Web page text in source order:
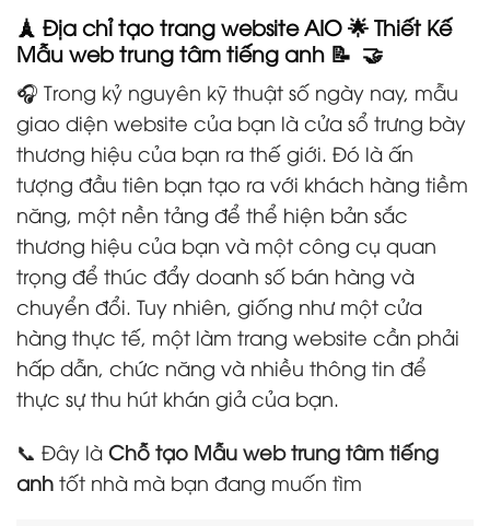
🗼 Địa chỉ tạo trang website AIO 🌟 Thiết Kế
Mẫu web trung tâm tiếng anh 📝 🤝
🎧 Trong kỷ nguyên kỹ thuật số ngày nay, mẫu
giao diện website của bạn là cửa sổ trưng bày
thương hiệu của bạn ra thế giới. Đó là ấn
tượng đầu tiên bạn tạo ra với khách hàng tiềm
năng, một nền tảng để thể hiện bản sắc
thương hiệu của bạn và một công cụ quan
trọng để thúc đẩy doanh số bán hàng và
chuyển đổi. Tuy nhiên, giống như một cửa
hàng thực tế, một làm trang website cần phải
hấp dẫn, chức năng và nhiều thông tin để
thực sự thu hút khán giả của bạn.
📞 Đây là Chỗ tạo Mẫu web trung tâm tiếng
anh tốt nhà mà bạn đang muốn tìm